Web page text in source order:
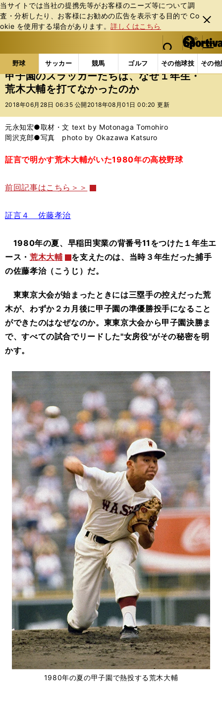
当サイトでは当社の提携先等がお客様のニーズ等について調
査・分析したり、お客様にお勧めの広告を表⽰する⽬的で Co
okie を使⽤する場合があります。詳しくはこちら
閉じ
る
web Sportiva (webスポルティーバ)
検索
マイペ
ー
ジ
メニュ
野球 サッカー 競馬 ゴルフ その他球技 その
b
ス
ポ
ル
バ
野球の記事一覧 高校野球他 甲子園のスラッガーた
甲子園のスラッガーたちは、なぜ１年生・
荒木大輔を打てなかったのか
2018年06月28日 06:35 公開 2018年08月01日 00:20 更新
元永知宏●取材・文 text by Motonaga Tomohiro
岡沢克郎●写真 photo by Okazawa Katsuro
証言で明かす荒木大輔がいた1980年の高校野球
前回記事はこちら＞＞
証言４ 佐藤孝治
1980年の夏、早稲田実業の背番号11をつけた１年生エ
ース・ 荒木大輔
を支えたのは、当時３年生だった捕手
の佐藤孝治（こうじ）だ。
東東京大会が始まったときには三塁手の控えだった荒
木が、わずか２カ月後に甲子園の準優勝投手になること
ができたのはなぜなのか。東東京大会から甲子園決勝ま
で、すべての試合でリードした"女房役"がその秘密を明
かす。
1980年の夏の甲子園で熱投する荒木大輔